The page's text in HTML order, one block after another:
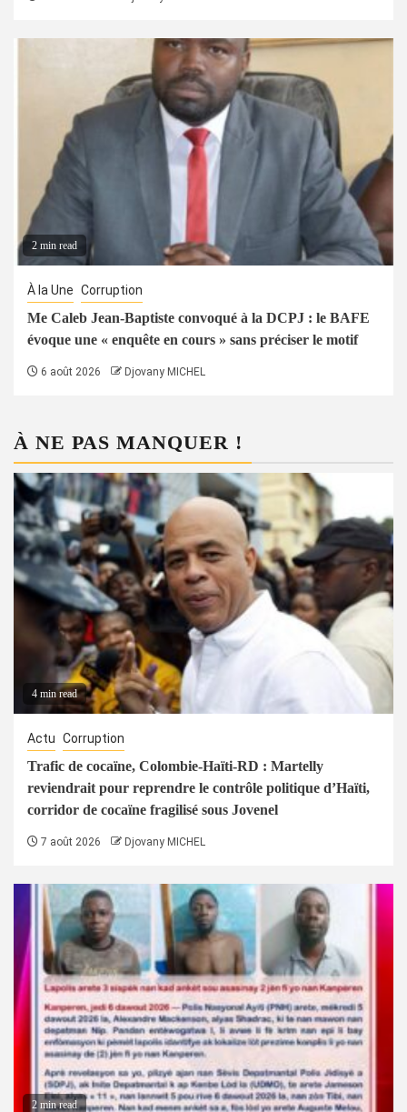
2 min read
À la Une Corruption
Me Caleb Jean-Baptiste convoqué à la DCPJ : le BAFE
évoque une « enquête en cours » sans préciser le motif
6 août 2026 Djovany MICHEL
À NE PAS MANQUER !
4 min read
Actu Corruption
Trafic de cocaïne, Colombie-Haïti-RD : Martelly
reviendrait pour reprendre le contrôle politique d’Haïti,
corridor de cocaïne fragilisé sous Jovenel
7 août 2026 Djovany MICHEL
2 min read